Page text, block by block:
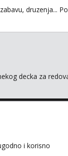
druzenja...
decka za
i korisno